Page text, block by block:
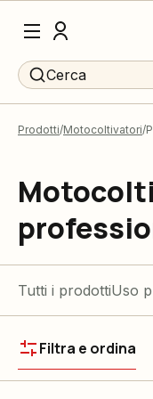
Cerca
Prodotti Motocoltivatori
Tutti i prodottiUso
Filtra e ordina